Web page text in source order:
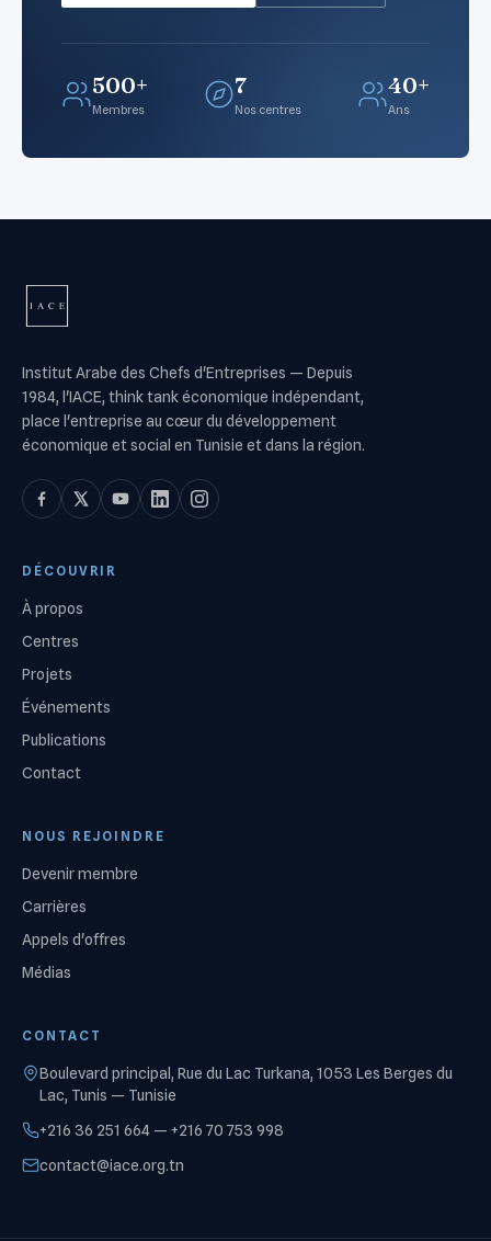
500+
Membres
7
Nos centres
40+
Ans
Institut Arabe des Chefs d'Entreprises — Depuis
1984, l'IACE, think tank économique indépendant,
place l'entreprise au cœur du développement
économique et social en Tunisie et dans la région.
DÉCOUVRIR
À propos
Centres
Projets
Événements
Publications
Contact
NOUS REJOINDRE
Devenir membre
Carrières
Appels d'offres
Médias
CONTACT
Boulevard principal, Rue du Lac Turkana, 1053 Les Berges du
Lac, Tunis — Tunisie
+216 36 251 664 — +216 70 753 998
contact@iace.org.tn